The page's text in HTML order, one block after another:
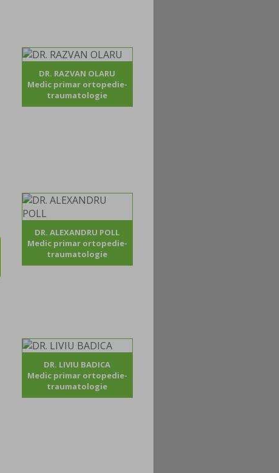
DR. RAZVAN OLARU
Medic primar ortopedie-
traumatologie
DR. ALEXANDRU POLL
Medic primar ortopedie-
traumatologie
DR. LIVIU BADICA
Medic primar ortopedie-
traumatologie